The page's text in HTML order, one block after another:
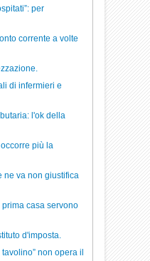
per
corrente a volte
di infermieri e
l'ok della
più la
ne va non giustifica
casa servono
d'imposta.
tavolino” non opera il